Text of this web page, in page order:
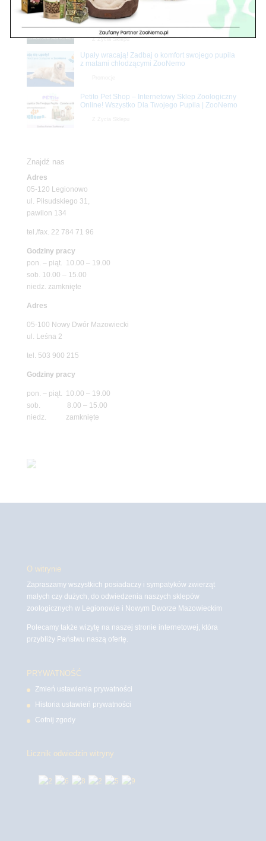
Z Życia Sklepu
Stwórz podwodne arcydzieło: Najpiękniejsze
rośliny akwariowe w ZooNemo – Legionowo i
Nowy Dwór Mazowiecki
Upały wracają! Zadbaj o komfort swojego pupila
z matami chłodzącymi ZooNemo
Petito Pet Shop – Internetowy Sklep Zoologiczny
Online! Wszystko Dla Twojego Pupila | ZooNemo
Znajdź nas
Adres
05-120 Legionowo
ul. Piłsudskiego 31,
pawilon 134
tel./fax. 22 784 71 96
Godziny pracy
pon. – piąt. 10.00 – 19.00
sob. 10.00 – 15.00
niedz. zamknięte
Adres
05-100 Nowy Dwór Mazowiecki
ul. Leśna 2
tel. 503 900 215
Godziny pracy
pon. – piąt. 10.00 – 19.00
sob. 8.00 – 15.00
niedz. zamknięte
O witrynie
Zapraszamy wszystkich posiadaczy i sympatyków zwierząt
małych czy dużych, do odwiedzenia naszych sklepów
zoologicznych w Legionowie i Nowym Dworze Mazowieckim
Polecamy także wizytę na naszej stronie internetowej, która
przybliży Państwu naszą ofertę.
PRYWATNOŚĆ
Zmień ustawienia prywatności
Historia ustawień prywatności
Cofnij zgody
Licznik odwiedzin witryny